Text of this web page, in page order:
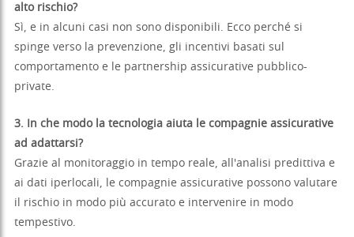
alto rischio?
Sì, e in alcuni casi non sono disponibili. Ecco perché si
spinge verso la prevenzione, gli incentivi basati sul
comportamento e le partnership assicurative pubblico-
private.
3. In che modo la tecnologia aiuta le compagnie assicurative
ad adattarsi?
Grazie al monitoraggio in tempo reale, all'analisi predittiva e
ai dati iperlocali, le compagnie assicurative possono valutare
il rischio in modo più accurato e intervenire in modo
tempestivo.